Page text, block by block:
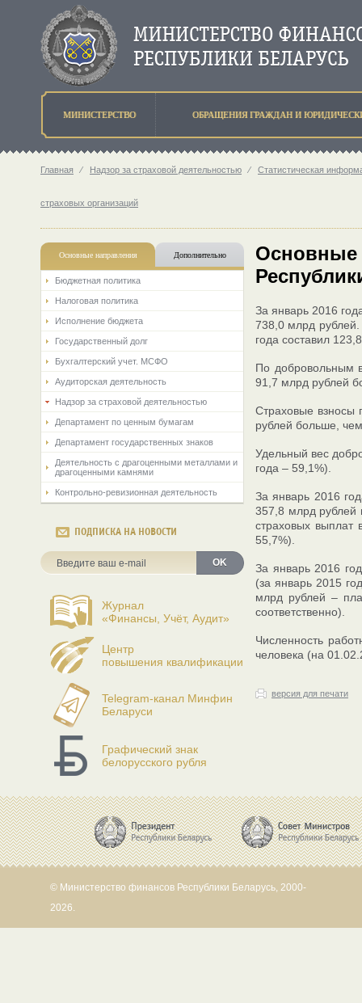
МИНИСТЕРСТВО ОБРАЩЕНИЯ ГРАЖДАН И
Главная ⁄ Надзор за страховой деятельностью ⁄ Статистическая
страховых организаций
Основные направления Дополнительно
Бюджетная политика
Налоговая политика
Исполнение бюджета
Государственный долг
Бухгалтерский учет. МСФО
Аудиторская деятельность
Надзор за страховой деятельностью
Департамент по ценным бумагам
Департамент государственных знаков
Деятельность с драгоценными металлами и
драгоценными камнями
Контрольно-ревизионная деятельность
ПОДПИСКА НА НОВОСТИ
OK
Журнал
«Финансы, Учёт, Аудит»
Центр
повышения квалификации
Telegram-канал Минфин
Беларуси
Графический знак
белорусского рубля
Основные
За январь 2016
738,0 млрд
года составил
По добровольным
91,7 млрд рублей
Страховые взносы
рублей больше,
Удельный вес
года – 59,1%).
За январь 2016
357,8 млрд рублей
страховых выплат
55,7%).
За январь 2016
(за январь 2015
млрд рублей –
соответственно).
Численность
человека (на
версия для печати
© Министерство финансов Республики Беларусь, 2000-
2026.